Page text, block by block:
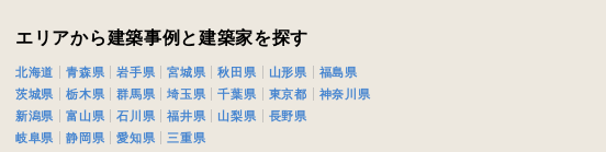
エリアから建築事例と建築家を探す
北海道 青森県 岩手県 宮城県 秋田県 山形県
福島県
茨城県
栃木県 群馬県 埼玉県 千葉県 東京都
神奈川県
新潟県
富山県 石川県 福井県 山梨県
長野県
岐阜県
静岡県 愛知県
三重県